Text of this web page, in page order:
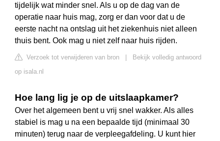
tijdelijk wat minder snel. Als u op de dag van de
operatie naar huis mag, zorg er dan voor dat u de
eerste nacht na ontslag uit het ziekenhuis niet alleen
thuis bent. Ook mag u niet zelf naar huis rijden.
Verzoek tot verwijderen van bron
Bekijk volledig antwoord
op isala.nl
Hoe lang lig je op de uitslaapkamer?
Over het algemeen bent u vrij snel wakker. Als alles
stabiel is mag u na een bepaalde tijd (minimaal 30
minuten) terug naar de verpleegafdeling. U kunt hier